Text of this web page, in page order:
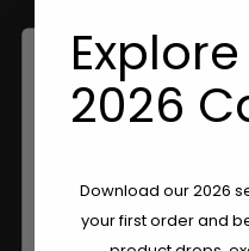
Are You
The content and
2026
Download our 2026
your first order and